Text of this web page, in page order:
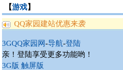
【游戏】
QQ家园建站优惠来袭
3GQQ家园网-导航-登陆
亲！登陆享受更多功能哟！
3G版 触屏版